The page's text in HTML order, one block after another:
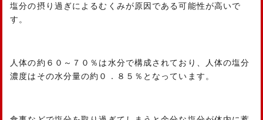
塩分の摂り過ぎによるむくみが原因である可能性が高いで
す。
人体の約６０～７０％は水分で構成されており、人体の塩分
濃度はその水分量の約０．８５％となっています。